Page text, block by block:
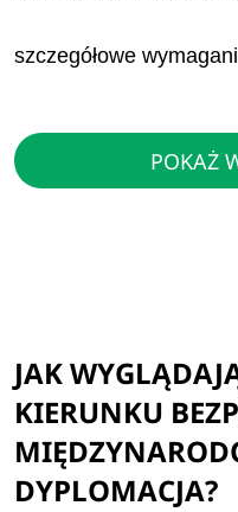
szczegółowe
POKAŻ
JAK
KIERUNKU
DYPLOMACJA?